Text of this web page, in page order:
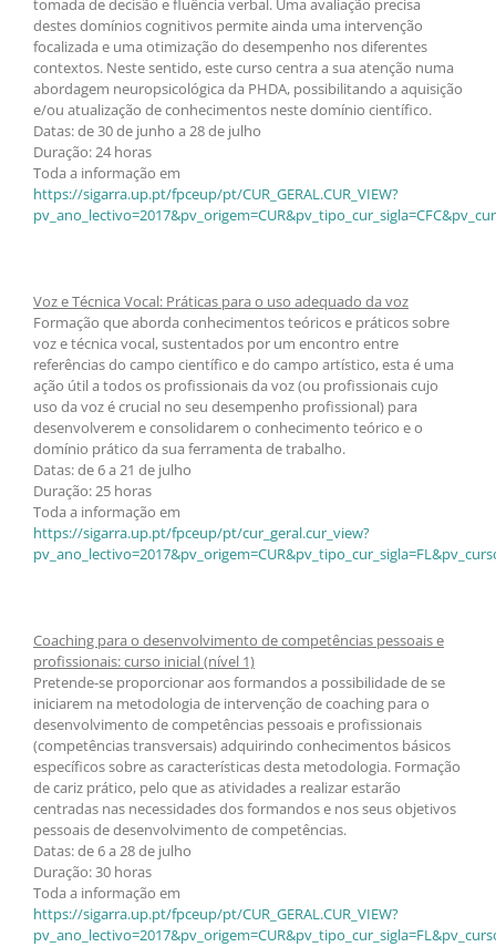
tomada de decisão e fluência verbal. Uma avaliação precisa
destes domínios cognitivos permite ainda uma intervenção
focalizada e uma otimização do desempenho nos diferentes
contextos. Neste sentido, este curso centra a sua atenção numa
abordagem neuropsicológica da PHDA, possibilitando a aquisição
e/ou atualização de conhecimentos neste domínio científico.
Datas: de 30 de junho a 28 de julho
Duração: 24 horas
Toda a informação em
https://sigarra.up.pt/fpceup/pt/CUR_GERAL.CUR_VIEW?
Voz e Técnica Vocal: Práticas para o uso adequado da voz
Formação que aborda conhecimentos teóricos e práticos sobre
voz e técnica vocal, sustentados por um encontro entre
referências do campo científico e do campo artístico, esta é uma
ação útil a todos os profissionais da voz (ou profissionais cujo
uso da voz é crucial no seu desempenho profissional) para
desenvolverem e consolidarem o conhecimento teórico e o
domínio prático da sua ferramenta de trabalho.
Datas: de 6 a 21 de julho
Duração: 25 horas
Toda a informação em
https://sigarra.up.pt/fpceup/pt/cur_geral.cur_view?
Coaching para o desenvolvimento de competências pessoais e
profissionais: curso inicial (nível 1)
Pretende-se proporcionar aos formandos a possibilidade de se
iniciarem na metodologia de intervenção de coaching para o
desenvolvimento de competências pessoais e profissionais
(competências transversais) adquirindo conhecimentos básicos
específicos sobre as características desta metodologia. Formação
de cariz prático, pelo que as atividades a realizar estarão
centradas nas necessidades dos formandos e nos seus objetivos
pessoais de desenvolvimento de competências.
Datas: de 6 a 28 de julho
Duração: 30 horas
Toda a informação em
https://sigarra.up.pt/fpceup/pt/CUR_GERAL.CUR_VIEW?